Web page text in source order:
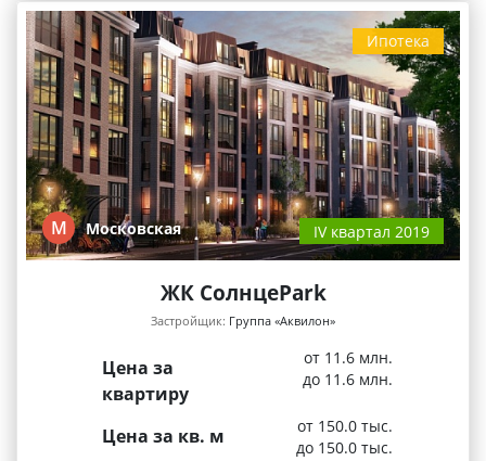
Ипотека
М Московская IV квартал 2019
ЖК СолнцеPark
Застройщик: Группа «Аквилон»
Цена за
квартиру
от 11.6 млн.
до 11.6 млн.
Цена за кв. м
от 150.0 тыс.
до 150.0 тыс.